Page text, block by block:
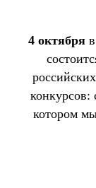
4 октябряв
конкурсов:
котором